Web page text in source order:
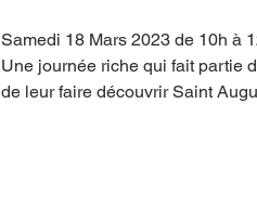
Samedi 18 Mars 2023 de 10h à
Une journée riche qui fait partie
de leur faire découvrir Saint